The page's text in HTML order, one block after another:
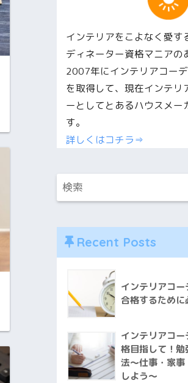
インテリアをこよなく愛す
ディネーター資格マニアの
2007年にインテリアコー
を取得して、現在インテリ
ーとしてとあるハウスメー
す。
詳しくはコチラ⇒
Recent Posts
インテリアコ
合格するために
インテリアコ
格目指して！
法～仕事・家
しよう～